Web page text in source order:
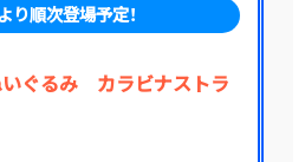
り順次登場予定！
ぐるみ カラビナストラ